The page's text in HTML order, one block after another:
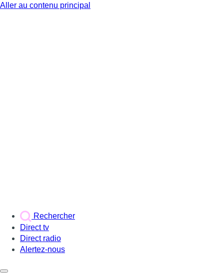
Aller au contenu principal
Rechercher
Direct tv
Direct radio
Alertez-nous